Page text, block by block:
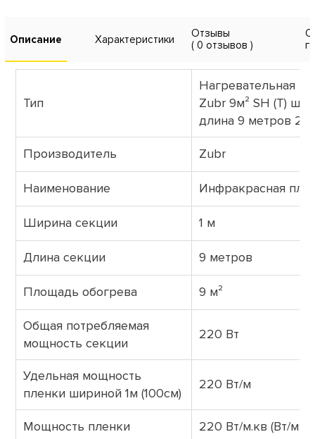
Описание Характеристики
Отзывы
( 0 отзывов )
Тип
Нагревательная
Zubr 9м² SH (T)
длина 9 метров
Производитель Zubr
Наименование Инфракрасная
Ширина секции 1 м
Длина секции 9 метров
Площадь обогрева 9 м²
Общая потребляемая
мощность секции
220 Вт
Удельная мощность
пленки шириной 1м (100см)
220 Вт/м
Мощность пленки 220 Вт/м.кв (Вт/м²)